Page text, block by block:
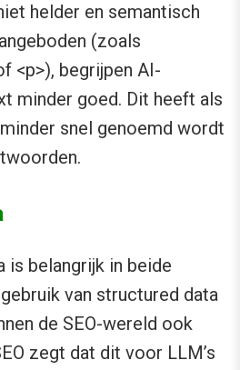
helder en semantisch
(zoals
<p>), begrijpen AI-
minder goed. Dit heeft als
snel genoemd wordt
is belangrijk in beide
van structured data
de SEO-wereld ook
zegt dat dit voor LLM’s